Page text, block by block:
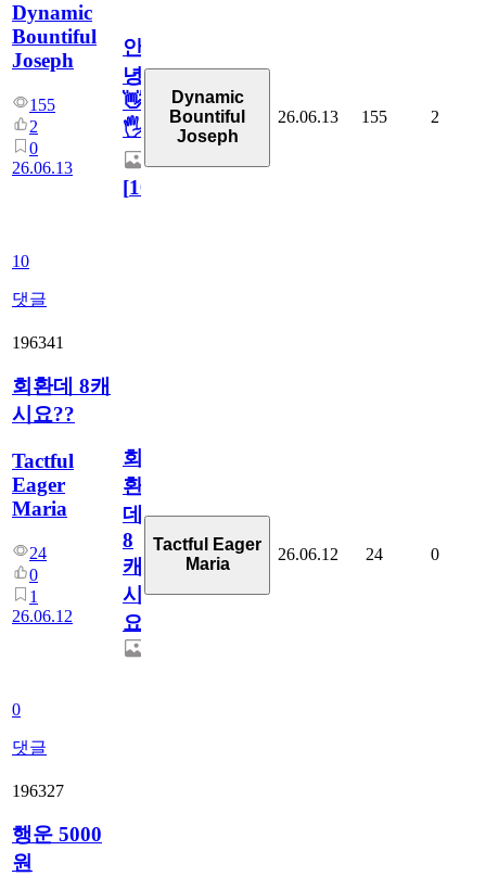
Dynamic
Bountiful
Joseph
155
2
0
26.06.13
10
댓글
안
녕
👋
🖐
[10
Dynamic
Bountiful
Joseph
26.06.13 155 2
196341
회환데 8캐
시요??
Tactful
Eager
Maria
24
0
1
26.06.12
0
댓글
회
환
데
8
캐
시
요??
Tactful Eager
Maria
26.06.12 24 0
196327
행운 5000
원